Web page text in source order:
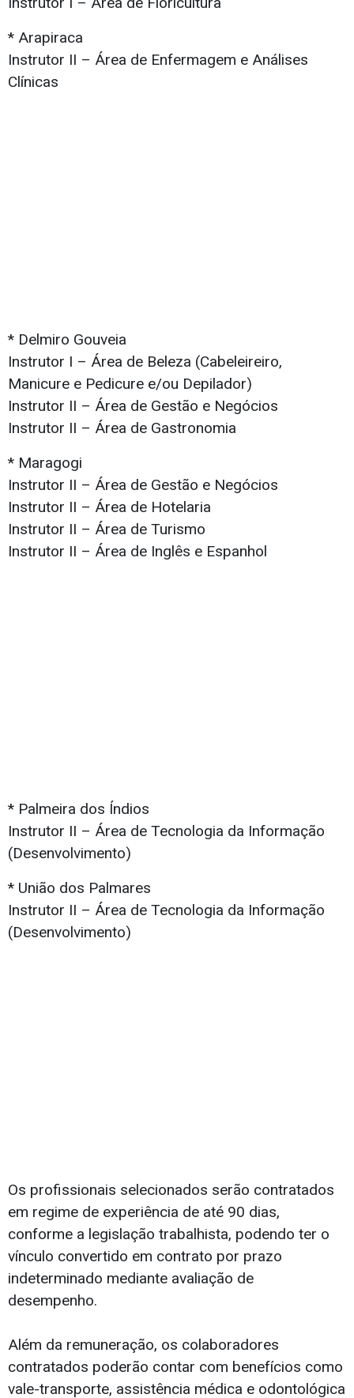
* Arapiraca
Instrutor II – Área de Enfermagem e Análises
Clínicas
* Delmiro Gouveia
Instrutor I – Área de Beleza (Cabeleireiro,
Manicure e Pedicure e/ou Depilador)
Instrutor II – Área de Gestão e Negócios
Instrutor II – Área de Gastronomia
* Maragogi
Instrutor II – Área de Gestão e Negócios
Instrutor II – Área de Hotelaria
Instrutor II – Área de Turismo
Instrutor II – Área de Inglês e Espanhol
* Palmeira dos Índios
Instrutor II – Área de Tecnologia da Informação
(Desenvolvimento)
* União dos Palmares
Instrutor II – Área de Tecnologia da Informação
(Desenvolvimento)
Os profissionais selecionados serão contratados
em regime de experiência de até 90 dias,
conforme a legislação trabalhista, podendo ter o
vínculo convertido em contrato por prazo
indeterminado mediante avaliação de
desempenho.
Além da remuneração, os colaboradores
contratados poderão contar com benefícios como
vale-transporte, assistência médica e odontológica